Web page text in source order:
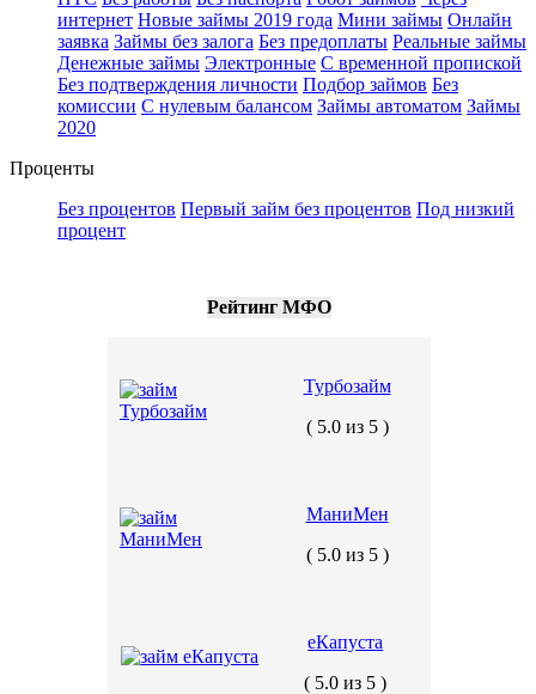
интернет Новые займы 2019 года Мини займы Онлайн
заявка Займы без залога Без предоплаты Реальные займы
Денежные займы Электронные С временной пропиской
Без подтверждения личности Подбор займов Без
комиссии С нулевым балансом Займы автоматом Займы
2020
Проценты
Без процентов Первый займ без процентов Под низкий
процент
Рейтинг МФО
Турбозайм
( 5.0 из 5 )
МаниМен
( 5.0 из 5 )
еКапуста
( 5.0 из 5 )